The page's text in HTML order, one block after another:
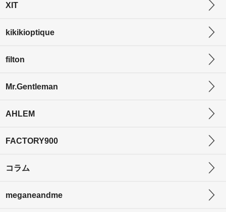
XIT
kikikioptique
filton
Mr.Gentleman
AHLEM
FACTORY900
コラム
meganeandme